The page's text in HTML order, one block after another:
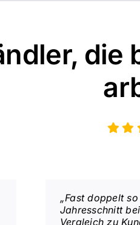
„Fast doppelt
Jahresschnitt
Vergleich zu